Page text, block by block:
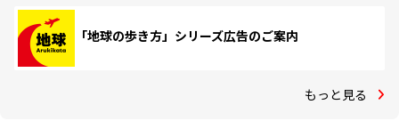
「地球の歩き方」シリーズ広告のご案内
もっと見る